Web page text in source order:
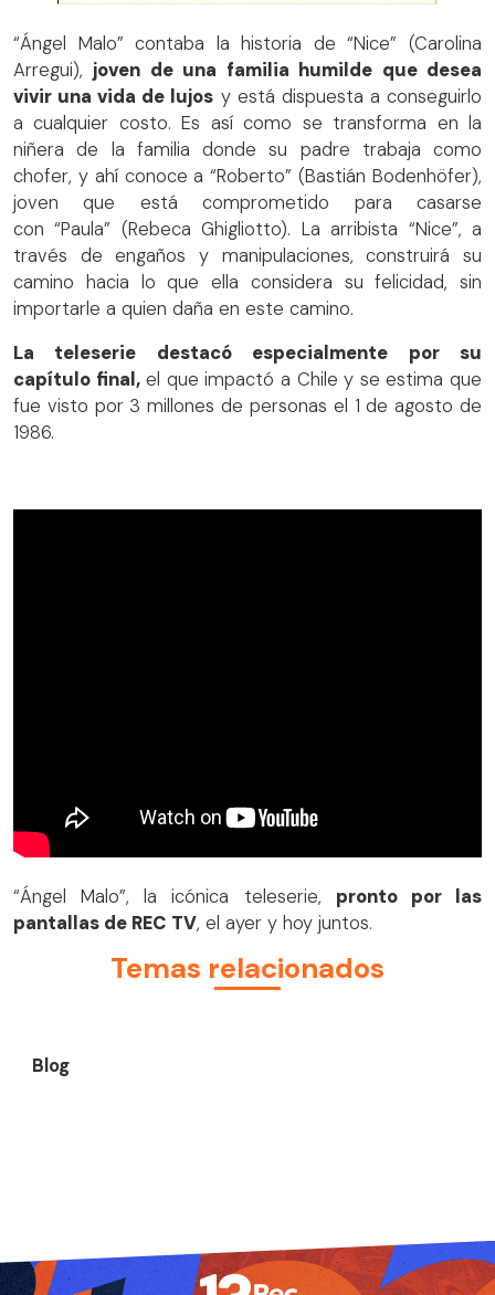
“Ángel Malo” contaba la historia de “Nice” (Carolina
Arregui), joven de una familia humilde que desea
vivir una vida de lujos y está dispuesta a conseguirlo
a cualquier costo. Es así como se transforma en la
niñera de la familia donde su padre trabaja como
chofer, y ahí conoce a “Roberto” (Bastián Bodenhöfer),
joven que está comprometido para casarse
con “Paula” (Rebeca Ghigliotto). La arribista “Nice”, a
través de engaños y manipulaciones, construirá su
camino hacia lo que ella considera su felicidad, sin
importarle a quien daña en este camino.
La teleserie destacó especialmente por su
capítulo final,el que impactó a Chile y se estima que
fue visto por 3 millones de personas el 1 de agosto de
1986.
“Ángel Malo”, la icónica teleserie, pronto por las
pantallas de REC TV, el ayer y hoy juntos.
Temas relacionados
Blog